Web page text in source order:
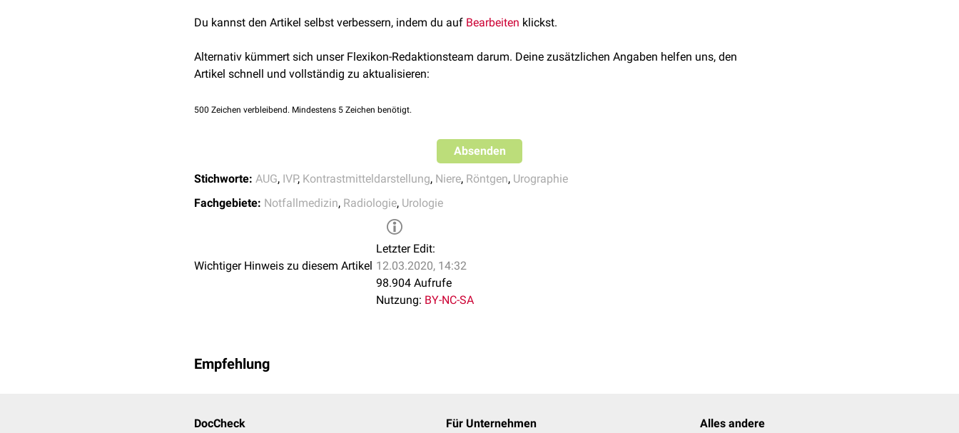
Kontrastmittelallergie
Hyperthyreose
Plasmozytom
Du kannst den Artikel selbst verbessern, indem du auf Bearbeiten klickst.
Alternativ kümmert sich unser Flexikon-Redaktionsteam darum. Deine zusätzlichen Angaben helfen uns, den
Artikel schnell und vollständig zu aktualisieren:
500 Zeichen verbleibend. Mindestens 5 Zeichen benötigt.
Absenden
Stichworte: AUG, IVP, Kontrastmitteldarstellung, Niere, Röntgen, Urographie
Fachgebiete: Notfallmedizin, Radiologie, Urologie
Wichtiger Hinweis zu diesem Artikel
Letzter Edit:
12.03.2020, 14:32
98.904 Aufrufe
Nutzung: BY-NC-SA
Empfehlung
DocCheck Für Unternehmen Alles andere